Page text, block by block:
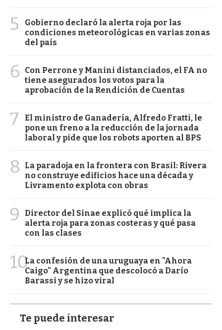
5
Gobierno declaró la alerta roja por las
condiciones meteorológicas en varias zonas
del país
6
Con Perrone y Manini distanciados, el FA no
tiene asegurados los votos para la
aprobación de la Rendición de Cuentas
7
El ministro de Ganadería, Alfredo Fratti, le
pone un freno a la reducción de la jornada
laboral y pide que los robots aporten al BPS
8
La paradoja en la frontera con Brasil: Rivera
no construye edificios hace una década y
Livramento explota con obras
9
Director del Sinae explicó qué implica la
alerta roja para zonas costeras y qué pasa
con las clases
10La confesión de una uruguaya en "Ahora
Caigo" Argentina que descolocó a Darío
Barassi y se hizo viral
Te puede interesar